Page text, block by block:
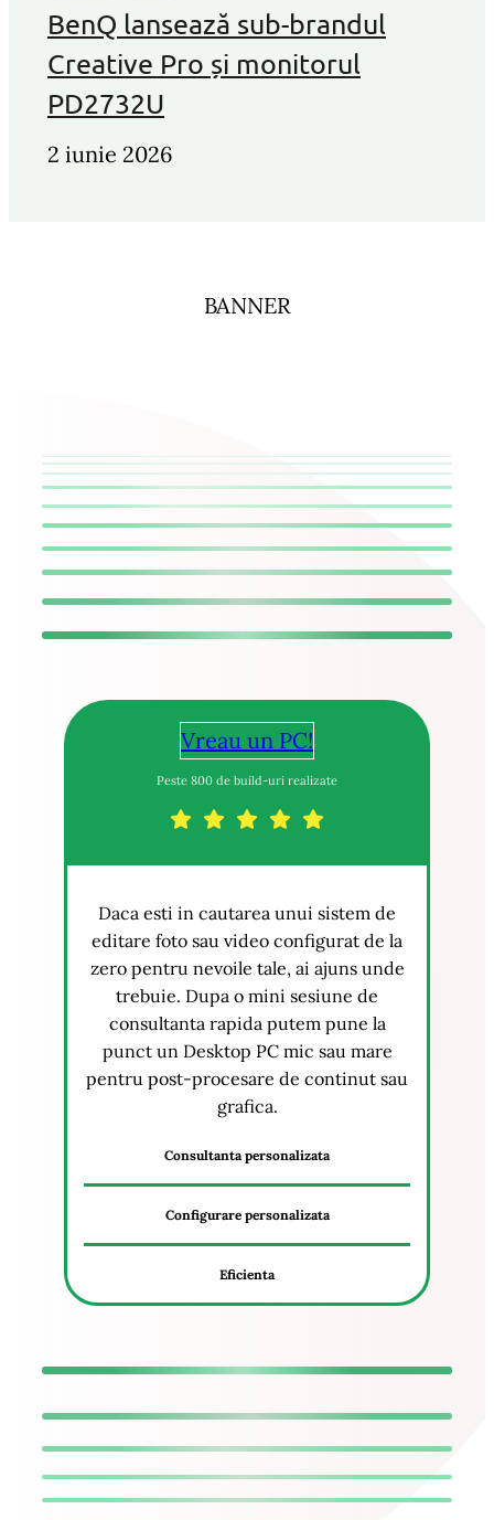
BenQ lansează sub-brandul
Creative Pro și monitorul
PD2732U
2 iunie 2026
BANNER
Vreau un PC!
Peste 800 de build-uri realizate
Daca esti in cautarea unui sistem de
editare foto sau video configurat de la
zero pentru nevoile tale, ai ajuns unde
trebuie. Dupa o mini sesiune de
consultanta rapida putem pune la
punct un Desktop PC mic sau mare
pentru post-procesare de continut sau
grafica.
Consultanta personalizata
Configurare personalizata
Eficienta